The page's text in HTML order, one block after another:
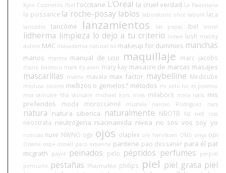
Kylie Cosmetics l'bel l'occitane L'Oreal la cruel verdad La Pasionaria
la puissance la roche-posay labios laboratorio once laborit laca
lancaster lancôme lanzamientos las pepas lbel lemel
lidherma limpieza lo dejo a tu criterio loewe lush mabby
autino MAC macadamia natural oil makeup for dummies manchas
manos mantra manual de uso maquillaje marc jacobs
mario badescu mark by avon mary kay masacre de marcas masajes
mascarillas matrix mavala max factor maybelline Medicube
medusa colores mellizos o gemelos? métodos mi voto no es positivo
mia skincare Mía skincare michael kors mies milaborit minx nails mis
preferidos
moda moroccanoil mustela narciso Rodriguez nars
natura natura siberica naturalmente NBOTB NE nell ross
neostrata neutrogena niacinamida nivea no sos vos soy yo
noticias nuxe NWNO ogx ojos olaplex ole henriksen OMS onyx opi
Orlane osis+ otowil paco rabanne pantene pao dessaner para él pat
mcgrath
payot peinados pelo péptidos perfumes
perpiel
perricone pestañas PharmaMel philips piel piel grasa piel